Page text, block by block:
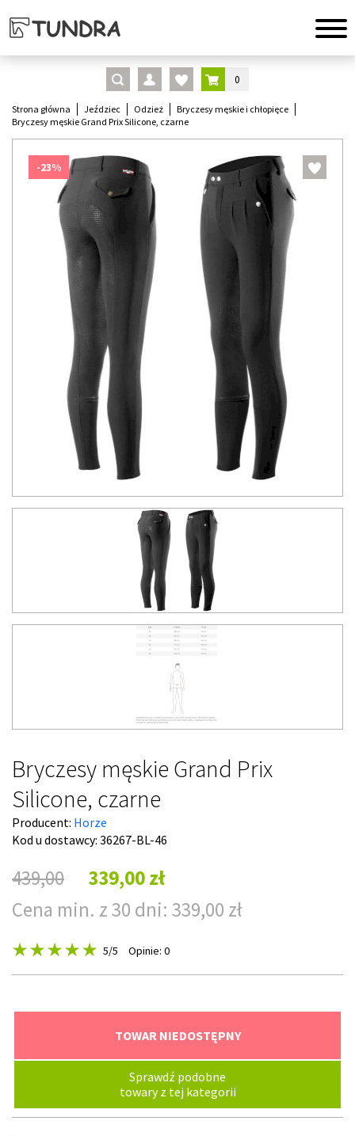
0
Strona główna Jeździec Odzież
Bryczesy męskie i chłopięce
Bryczesy męskie Grand Prix Silicone, czarne
-23%
Bryczesy męskie Grand Prix
Silicone, czarne
Producent: Horze
Kod u dostawcy: 36267-BL-46
439,00
339,00 zł
Cena min. z 30 dni: 339,00 zł
5/5 Opinie: 0
TOWAR NIEDOSTĘPNY
Sprawdź podobne
towary z tej kategorii